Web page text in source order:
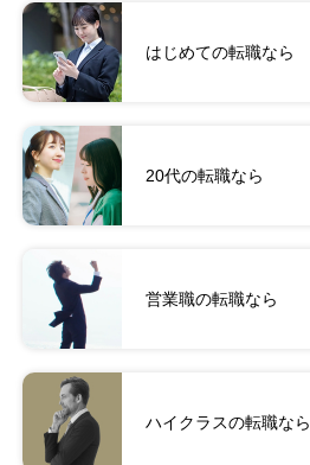
はじめての転職なら
20代の転職なら
営業職の転職なら
ハイクラスの転職なら